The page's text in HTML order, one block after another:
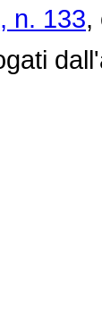
n. 133,